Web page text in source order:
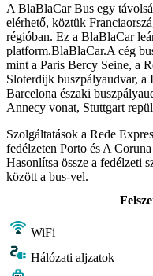
A BlaBlaCar Bus egy
elérhető, köztük
régióban. Ez a BlaBlaCar
platform.BlaBlaCar.A cég
mint a Paris Bercy Seine, a
Sloterdijk buszpályaudvar,
Barcelona északi
Annecy vonat, Stuttgart
Szolgáltatások a Rede
fedélzeten Porto és A
Hasonlítsa össze a fedélzeti
között a bus-vel.
WiFi
Hálózati aljzatok